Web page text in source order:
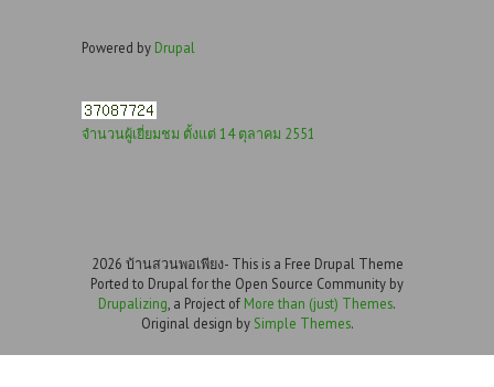
Powered by Drupal
จำนวนผู้เยี่ยมชม ตั้งแต่ 14 ตุลาคม 2551
2026 บ้านสวนพอเพียง- This is a Free Drupal Theme
Ported to Drupal for the Open Source Community by
Drupalizing , a Project of More than (just) Themes.
Original design by Simple Themes.